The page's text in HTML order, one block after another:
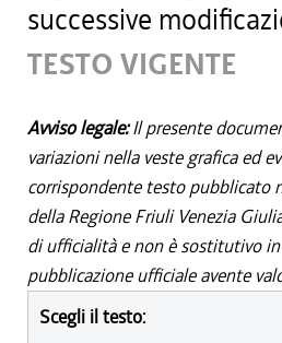
successive
TESTO VIGENTE
Avviso legale:Il presente
variazioni nella veste grafica ed
corrispondente testo pubblicato
della Regione Friuli Venezia
di ufficialità e non è sostitutivo
pubblicazione ufficiale avente
Scegli il testo: